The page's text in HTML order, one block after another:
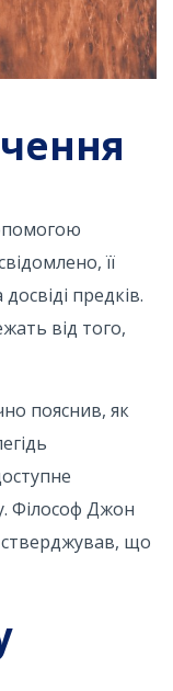
її
предків.
від того,
пояснив, як
Філософ Джон
стверджував, що